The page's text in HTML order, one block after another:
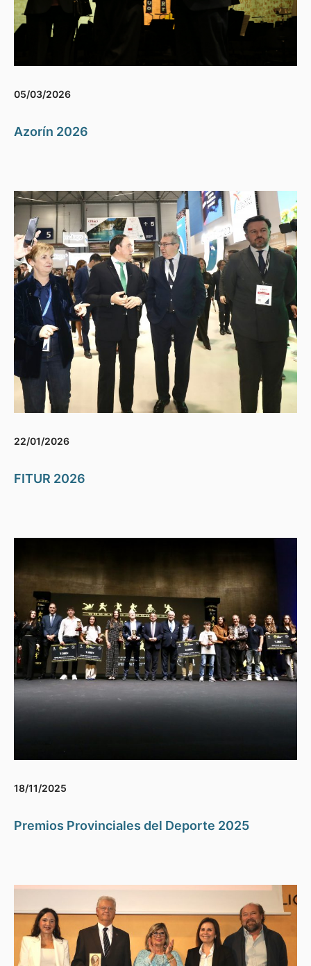
05/03/2026
Azorín 2026
22/01/2026
FITUR 2026
18/11/2025
Premios Provinciales del Deporte 2025